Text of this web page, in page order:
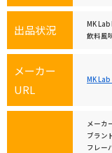
出品状況
MK Lab
飲料風
メーカー
URL
MK Lab
メーカ
ブラン
フレー